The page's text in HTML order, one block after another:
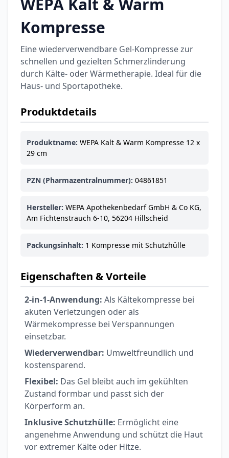
WEPA Kalt & Warm
Kompresse
Eine wiederverwendbare Gel-Kompresse zur
schnellen und gezielten Schmerzlinderung
durch Kälte- oder Wärmetherapie. Ideal für die
Haus- und Sportapotheke.
Produktdetails
Produktname: WEPA Kalt & Warm Kompresse 12 x
29 cm
PZN (Pharmazentralnummer): 04861851
Hersteller: WEPA Apothekenbedarf GmbH & Co KG,
Am Fichtenstrauch 6-10, 56204 Hillscheid
Packungsinhalt: 1 Kompresse mit Schutzhülle
Eigenschaften & Vorteile
2-in-1-Anwendung: Als Kältekompresse bei
akuten Verletzungen oder als
Wärmekompresse bei Verspannungen
einsetzbar.
Wiederverwendbar: Umweltfreundlich und
kostensparend.
Flexibel: Das Gel bleibt auch im gekühlten
Zustand formbar und passt sich der
Körperform an.
Inklusive Schutzhülle: Ermöglicht eine
angenehme Anwendung und schützt die Haut
vor extremer Kälte oder Hitze.